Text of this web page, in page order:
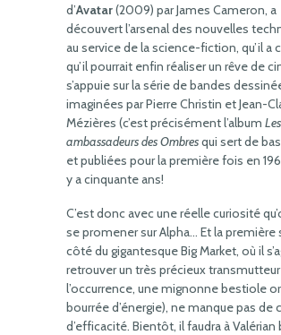
d’Avatar(2009) par James Cameron, a
découvert l’arsenal des nouvelles
au service de la science-fiction, qu’il a
qu’il pourrait enfin réaliser un rêve de
s’appuie sur la série de bandes
imaginées par Pierre Christin et Jean-
Mézières (c’est précisément l’album Les
ambassadeurs des Ombresqui sert de
et publiées pour la première fois en
y a cinquante ans!
C’est donc avec une réelle curiosité
se promener sur Alpha… Et la première
côté du gigantesque Big Market, où il
retrouver un très précieux
l’occurrence, une mignonne bestiole
bourrée d’énergie), ne manque pas de
d’efficacité. Bientôt, il faudra à Valérian